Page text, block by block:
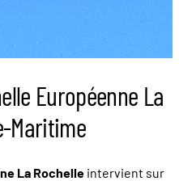
Européenne La
Maritime
La Rochelle intervient sur